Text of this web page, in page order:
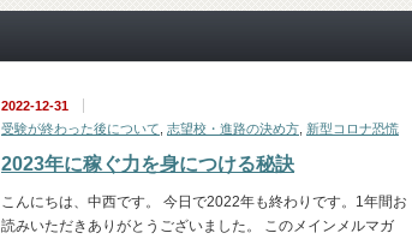
2022-12-31
受験が終わった後について 志望校・進路の決め方 新型コロナ恐慌
2023年に稼ぐ力を身につける秘訣
こんにちは、中西です。 今日で2022年も終わりです。1年間お
読みいただきありがとうございました。 このメインメルマガ